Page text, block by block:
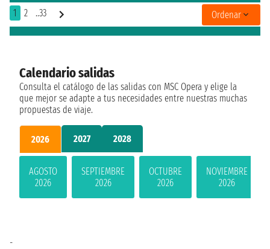
1 2 ..33 Ordenar
Calendario salidas
Consulta el catálogo de las salidas con MSC Opera y elige la
que mejor se adapte a tus necesidades entre nuestras muchas
propuestas de viaje.
2026 2027 2028
AGOSTO
2026
SEPTIEMBRE
2026
OCTUBRE
2026
NOVIEMBRE
2026
-